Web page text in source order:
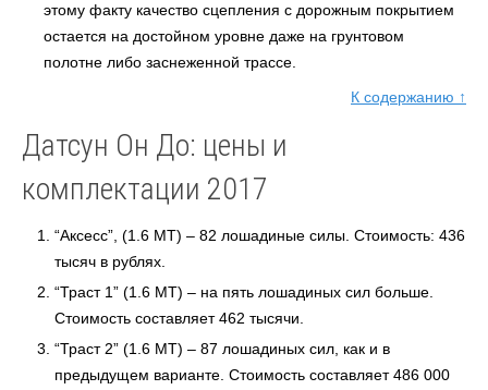
этому факту качество сцепления с дорожным покрытием
остается на достойном уровне даже на грунтовом
полотне либо заснеженной трассе.
К содержанию ↑
Датсун Он До: цены и
комплектации 2017
“Аксесс”, (1.6 MT) – 82 лошадиные силы. Стоимость: 436
тысяч в рублях.
“Траст 1” (1.6 MT) – на пять лошадиных сил больше.
Стоимость составляет 462 тысячи.
“Траст 2” (1.6 MT) – 87 лошадиных сил, как и в
предыдущем варианте. Стоимость составляет 486 000